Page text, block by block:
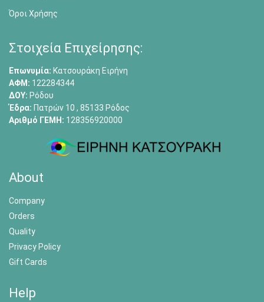
Όροι Χρήσης
Στοιχεία Επιχείρησης:
Επωνυμία: Κατσουράκη Ειρήνη
ΑΦΜ: 122284344
ΔΟΥ: Ρόδου
Έδρα: Πατρών 10 , 85133 Ρόδος
Αριθμό ΓΕΜΗ: 128356920000
About
Company
Orders
Quality
Privacy Policy
Gift Cards
Help